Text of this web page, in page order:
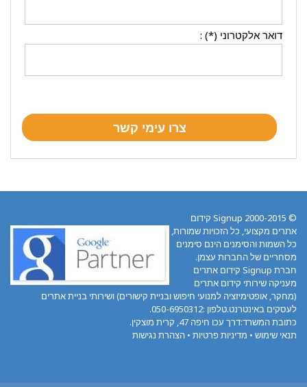
דואר אלקטרוני (*) :
© 2000-2015 Signup קידום
אתרים מקצועי, כל הזכויות שמורות,
כל השמות והסימנים הינם סימנים
מסחריים של החברות עצמן.
חברת Signup קידום אתרים
מעניקה שירותי קידום אתרים
(מחקר, אופטימיזציה למנועי חיפוש ובניית קישורים) ושירותי בניית אתרים
לעסקים באינטרנט.טלפון :050-6950312.
כתובת המשרד:דרך עכו חיפה 47, קרית מוצקין.
תנאי שימוש • מדיניות פרטיות • הצהרת נגישות